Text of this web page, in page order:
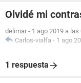
Olvidé mi
delimar - 1 ago 2019 a las
Carlos-vialfa - 1 ago
1 respuesta